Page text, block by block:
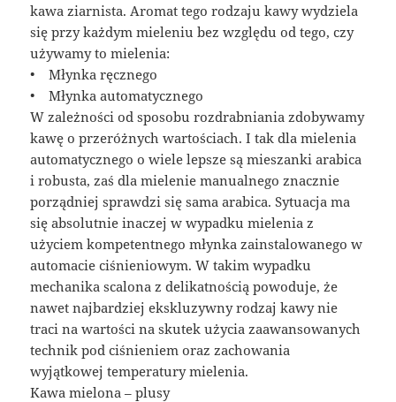
kawa ziarnista. Aromat tego rodzaju kawy wydziela
się przy każdym mieleniu bez względu od tego, czy
używamy to mielenia:
• Młynka ręcznego
• Młynka automatycznego
W zależności od sposobu rozdrabniania zdobywamy
kawę o przeróżnych wartościach. I tak dla mielenia
automatycznego o wiele lepsze są mieszanki arabica
i robusta, zaś dla mielenie manualnego znacznie
porządniej sprawdzi się sama arabica. Sytuacja ma
się absolutnie inaczej w wypadku mielenia z
użyciem kompetentnego młynka zainstalowanego w
automacie ciśnieniowym. W takim wypadku
mechanika scalona z delikatnością powoduje, że
nawet najbardziej ekskluzywny rodzaj kawy nie
traci na wartości na skutek użycia zaawansowanych
technik pod ciśnieniem oraz zachowania
wyjątkowej temperatury mielenia.
Kawa mielona – plusy